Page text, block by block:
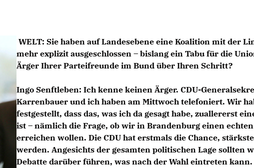
WELT: Sie haben auf Landesebene eine Koalition mit der
mehr explizit ausgeschlossen – bislang ein Tabu für die
Ärger Ihrer Parteifreunde im Bund über Ihren Schritt?
Ingo Senftleben: Ich kenne keinen Ärger. CDU-
Karrenbauer und ich haben am Mittwoch telefoniert. Wir
festgestellt, dass das, was ich da gesagt habe, zuallererst
ist – nämlich die Frage, ob wir in Brandenburg einen
erreichen wollen. Die CDU hat erstmals die Chance,
werden. Angesichts der gesamten politischen Lage sollten
Debatte darüber führen, was nach der Wahl eintreten kann.